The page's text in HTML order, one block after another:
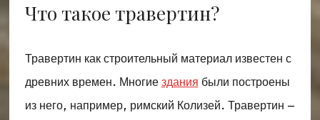
Что такое травертин?
Травертин как строительный материал известен с
древних времен. Многиездания были построены
из него, например, римский Колизей. Травертин –